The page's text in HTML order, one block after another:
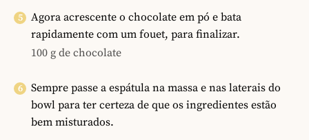
Agora acrescente o chocolate em pó e bata
rapidamente com um fouet, para finalizar.
100 g de chocolate
Sempre passe a espátula na massa e nas laterais do
bowl para ter certeza de que os ingredientes estão
bem misturados.